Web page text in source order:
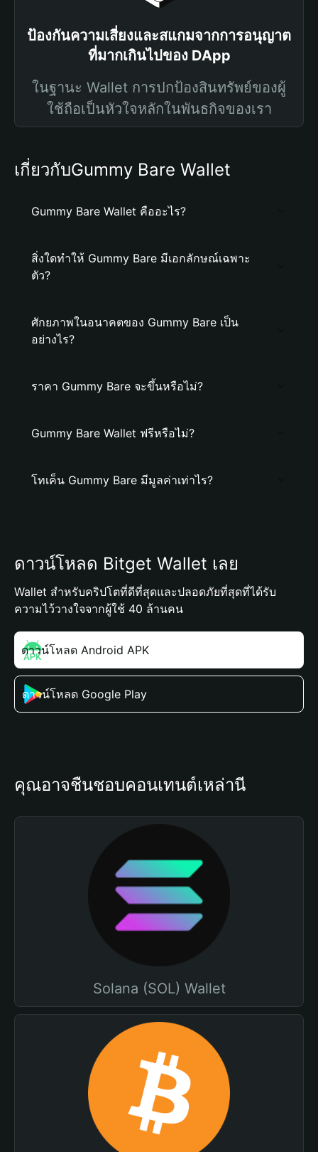
ป้องกันความเสี่ยงและสแกมจากการอนุญาต
ที่มากเกินไปของ DApp
ในฐานะ Wallet การปกป้องสินทรัพย์ของผู้
ใช้ถือเป็นหัวใจหลักในพันธกิจของเรา
เกี่ยวกับGummy Bare Wallet
Gummy Bare Wallet คืออะไร?
สิ่งใดทำให้ Gummy Bare มีเอกลักษณ์เฉพาะ
ตัว?
ศักยภาพในอนาคตของ Gummy Bare เป็น
อย่างไร?
ราคา Gummy Bare จะขึ้นหรือไม่?
Gummy Bare Wallet ฟรีหรือไม่?
โทเค็น Gummy Bare มีมูลค่าเท่าไร?
ดาวน์โหลด Bitget Wallet เลย
Wallet สำหรับคริปโตที่ดีที่สุดและปลอดภัยที่สุดที่ได้รับ
ความไว้วางใจจากผู้ใช้ 40 ล้านคน
ดาวน์โหลด Android APK
ดาวน์โหลด Google Play
คุณอาจชื่นชอบคอนเทนต์เหล่านี้
Solana (SOL) Wallet